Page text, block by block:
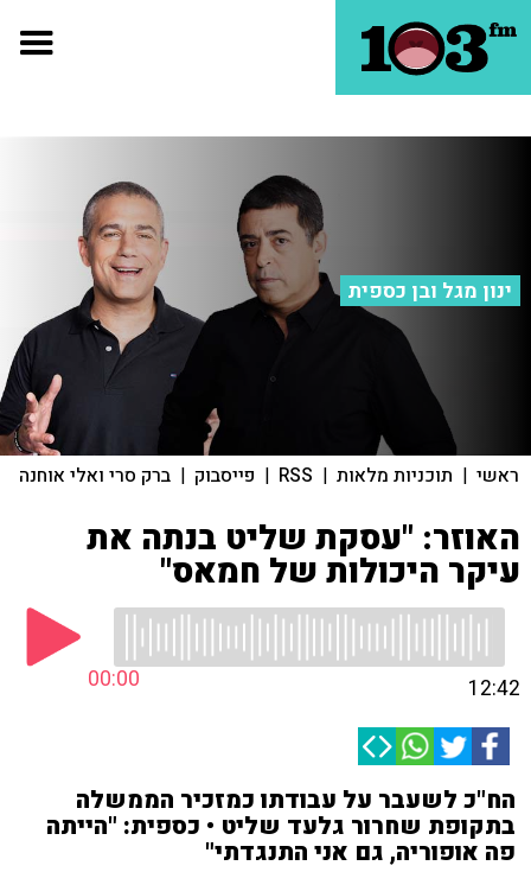
ינון מגל ובן כספית
ראשי | תוכניות מלאות |
RSS
| פייסבוק | ברק סרי ואלי אוחנה
האוזר: "עסקת שליט בנתה את
עיקר היכולות של חמאס"
00:00 12:42
הח"כ לשעבר על עבודתו כמזכיר הממשלה
בתקופת שחרור גלעד שליט • כספית: "הייתה
פה אופוריה, גם אני התנגדתי"